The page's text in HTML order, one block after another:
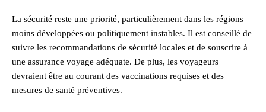
La sécurité reste une priorité, particulièrement dans les régions
moins développées ou politiquement instables. Il est conseillé de
suivre les recommandations de sécurité locales et de souscrire à
une assurance voyage adéquate. De plus, les voyageurs
devraient être au courant des vaccinations requises et des
mesures de santé préventives.